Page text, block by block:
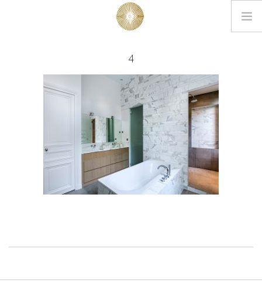
EDITIONS
L’AGENCE
4